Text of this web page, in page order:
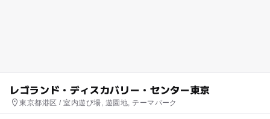
レゴランド・ディスカバリー・センター東京
東京都港区 / 室内遊び場, 遊園地, テーマパーク